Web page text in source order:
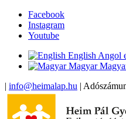
Facebook
Instagram
Youtube
English Angol
Magyar
| info@heimalap.hu |